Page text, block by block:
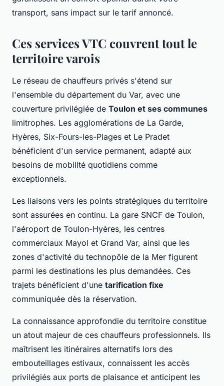
transport, sans impact sur le tarif annoncé.
Ces services VTC couvrent tout le
territoire varois
Le réseau de chauffeurs privés s'étend sur
l'ensemble du département du Var, avec une
couverture privilégiée de Toulon et ses communes
limitrophes. Les agglomérations de La Garde,
Hyères, Six-Fours-les-Plages et Le Pradet
bénéficient d'un service permanent, adapté aux
besoins de mobilité quotidiens comme
exceptionnels.
Les liaisons vers les points stratégiques du territoire
sont assurées en continu. La gare SNCF de Toulon,
l'aéroport de Toulon-Hyères, les centres
commerciaux Mayol et Grand Var, ainsi que les
zones d'activité du technopôle de la Mer figurent
parmi les destinations les plus demandées. Ces
trajets bénéficient d'une tarification fixe
communiquée dès la réservation.
La connaissance approfondie du territoire constitue
un atout majeur de ces chauffeurs professionnels. Ils
maîtrisent les itinéraires alternatifs lors des
embouteillages estivaux, connaissent les accès
privilégiés aux ports de plaisance et anticipent les